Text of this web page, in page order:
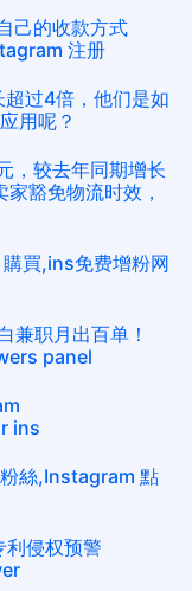
己的收款方式
注册
过4倍，他们是如
用呢？
，较去年同期增长
豁免物流时效，
買,ins免费增粉网
兼职月出百单！
panel
ins
絲,Instagram 點
侵权预警